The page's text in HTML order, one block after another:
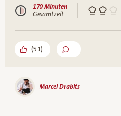
170 Minuten
Gesamtzeit
(51)
Marcel Drabits